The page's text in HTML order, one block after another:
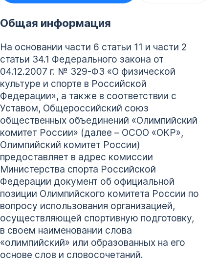
Общая информация
На основании части 6 статьи 11 и части 2
статьи 34.1 Федерального закона от
04.12.2007 г. № 329-ФЗ «О физической
культуре и спорте в Российской
Федерации», а также в соответствии с
Уставом, Общероссийский союз
общественных объединений «Олимпийский
комитет России» (далее – ОСОО «ОКР»,
Олимпийский комитет России)
предоставляет в адрес комиссии
Министерства спорта Российской
Федерации документ об официальной
позиции Олимпийского комитета России по
вопросу использования организацией,
осуществляющей спортивную подготовку,
в своем наименовании слова
«олимпийский» или образованных на его
основе слов и словосочетаний.